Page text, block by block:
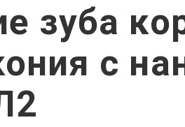
зуба
с